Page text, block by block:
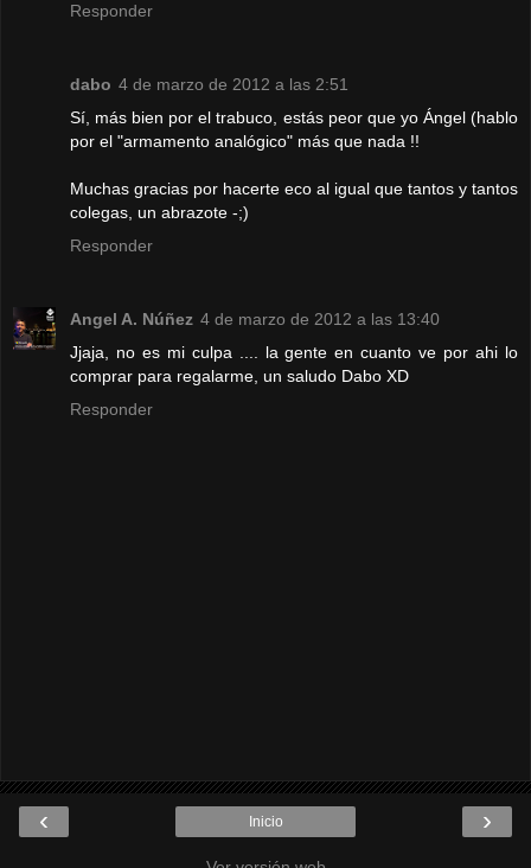
Responder
dabo 4 de marzo de 2012 a las 2:51
Sí, más bien por el trabuco, estás peor que yo Ángel (hablo
por el "armamento analógico" más que nada !!
Muchas gracias por hacerte eco al igual que tantos y tantos
colegas, un abrazote -;)
Responder
Angel A. Núñez 4 de marzo de 2012 a las 13:40
Jjaja, no es mi culpa .... la gente en cuanto ve por ahi lo
comprar para regalarme, un saludo Dabo XD
Responder
‹ ›
Inicio